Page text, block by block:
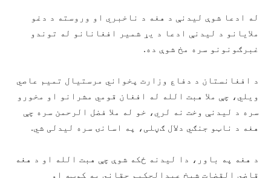
له ادعا شوې لیدنې د هغه د ناخبري او وروسته د دغو
ملایانو د لیدنې ادعا د یړ شمیر افغانانو له توندو
غبرګونونو سره مخ شوې ده.
د افغانستان د دفاع وزارت پخواني مرستیال تمیم عاصي
ویلي، چې ملا هبت الله له افغان قومي مشرانو او مخورو
سره د لیدنې وخت نه لري، خو له ملا فضل الرحمن سره چې
هغه د ناټو جنګي دلال ګڼلی، په اسانۍ سره لیدلی شي.
د هغه په باور، دا لیدنه ځکه شوې چې هبت الله او د هغه
قاضي القضات شېخ عبدالحکیم حقاني په کوټه او